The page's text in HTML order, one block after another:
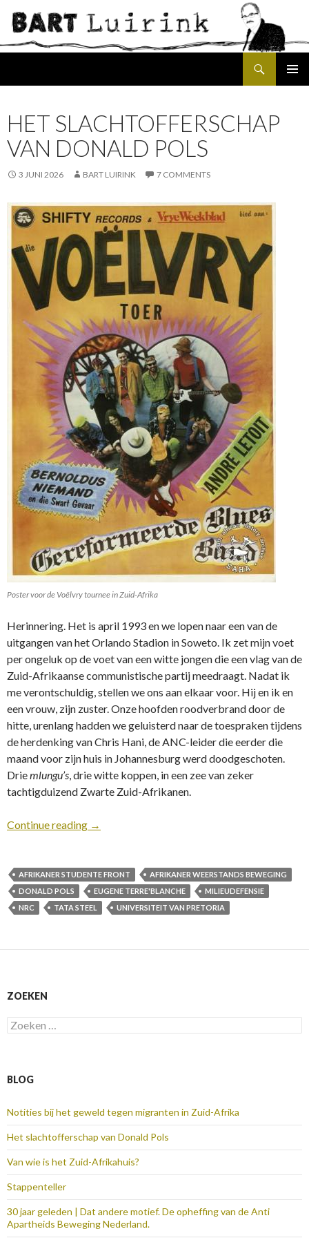
HET SLACHTOFFERSCHAP
VAN DONALD POLS
3 JUNI 2026 BART LUIRINK 7 COMMENTS
Poster voor de Voëlvry tournee in Zuid-Afrika
Herinnering. Het is april 1993 en we lopen naar een van de
uitgangen van het Orlando Stadion in Soweto. Ik zet mijn voet
per ongeluk op de voet van een witte jongen die een vlag van de
Zuid-Afrikaanse communistische partij meedraagt. Nadat ik
me verontschuldig, stellen we ons aan elkaar voor. Hij en ik en
een vrouw, zijn zuster. Onze hoofden roodverbrand door de
hitte, urenlang hadden we geluisterd naar de toespraken tijdens
de herdenking van Chris Hani, de ANC-leider die eerder die
maand voor zijn huis in Johannesburg werd doodgeschoten.
Driemlungu’s, drie witte koppen, in een zee van zeker
tachtigduizend Zwarte Zuid-Afrikanen.
Continue reading →
AFRIKANER STUDENTE FRONT
AFRIKANER WEERSTANDS BEWEGING
DONALD POLS
EUGENE TERRE'BLANCHE
MILIEUDEFENSIE
NRC
TATA STEEL UNIVERSITEIT VAN PRETORIA
ZOEKEN
Zoeken
naar:
BLOG
Notities bij het geweld tegen migranten in Zuid-Afrika
Het slachtofferschap van Donald Pols
Van wie is het Zuid-Afrikahuis?
Stappenteller
30 jaar geleden | Dat andere motief. De opheffing van de Anti
Apartheids Beweging Nederland.